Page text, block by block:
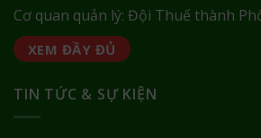
Cơ quan quản lý: Đội Thuế thành
XEM ĐẦY ĐỦ
TIN TỨC & SỰ KIỆN